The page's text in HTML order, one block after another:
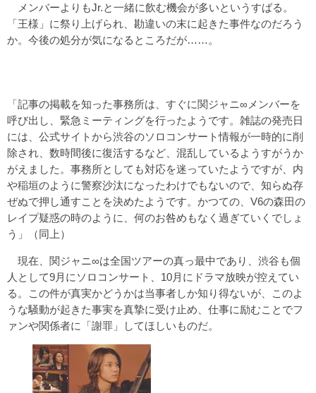
メンバーよりもJr.と一緒に飲む機会が多いというすばる。
「王様」に祭り上げられ、勘違いの末に起きた事件なのだろう
か。今後の処分が気になるところだが……。
「記事の掲載を知った事務所は、すぐに関ジャニ∞メンバーを
呼び出し、緊急ミーティングを行ったようです。雑誌の発売日
には、公式サイトから渋谷のソロコンサート情報が一時的に削
除され、数時間後に復活するなど、混乱しているようすがうか
がえました。事務所としても対応を迷っていたようですが、内
や稲垣のように警察沙汰になったわけでもないので、知らぬ存
ぜぬで押し通すことを決めたようです。かつての、V6の森田の
レイプ疑惑の時のように、何のお咎めもなく過ぎていくでしょ
う」（同上）
現在、関ジャニ∞は全国ツアーの真っ最中であり、渋谷も個
人として9月にソロコンサート、10月にドラマ放映が控えてい
る。この件が真実かどうかは当事者しか知り得ないが、このよ
うな騒動が起きた事実を真摯に受け止め、仕事に励むことでフ
ァンや関係者に「謝罪」してほしいものだ。